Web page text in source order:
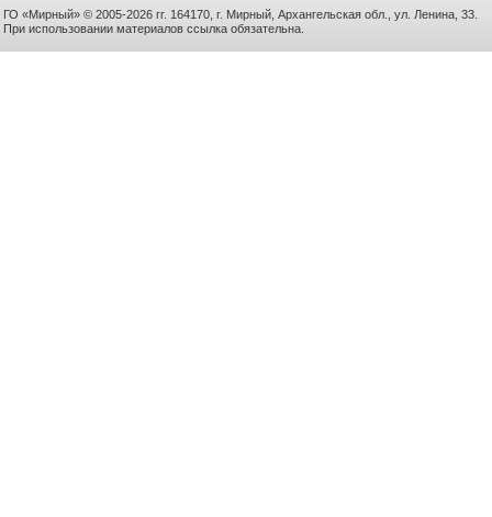
ГО «Мирный» © 2005-2026 гг. 164170, г. Мирный, Архангельская обл., ул. Ленина, 33.
При использовании материалов ссылка обязательна.